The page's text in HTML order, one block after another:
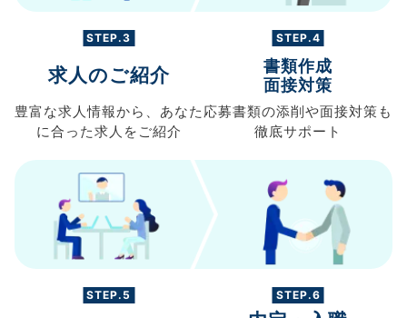
STEP.3
求人のご紹介
豊富な求人情報から、 あなた
に合った求人を ご紹介
STEP.4
書類作成
面接対策
応募書類の添削や面接対策も
徹底サポート
STEP.5 STEP.6